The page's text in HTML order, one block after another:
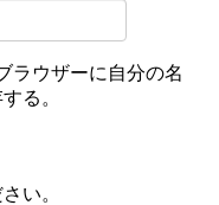
ラウザーに自分の名
る。
い。